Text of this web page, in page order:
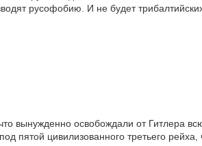
русофобию. И не будет
вынужденно освобождали от Гитлера
пятой цивилизованного третьего рейха,